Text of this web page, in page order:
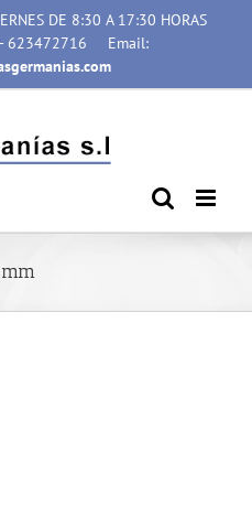
DE 8:30 A 17:30 HORAS
623472716
Email: